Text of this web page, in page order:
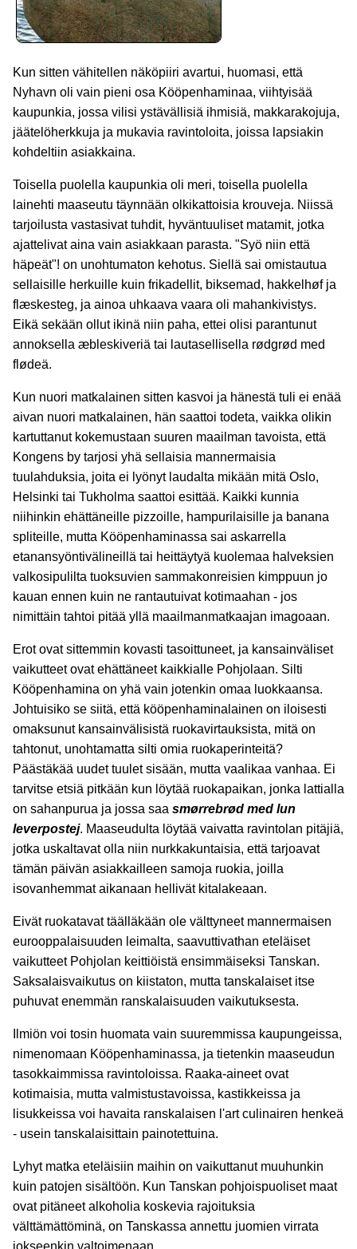
Kun sitten vähitellen näköpiiri avartui, huomasi, että
Nyhavn oli vain pieni osa Kööpenhaminaa, viihtyisää
kaupunkia, jossa vilisi ystävällisiä ihmisiä, makkarakojuja,
jäätelöherkkuja ja mukavia ravintoloita, joissa lapsiakin
kohdeltiin asiakkaina.
Toisella puolella kaupunkia oli meri, toisella puolella
lainehti maaseutu täynnään olkikattoisia krouveja. Niissä
tarjoilusta vastasivat tuhdit, hyväntuuliset matamit, jotka
ajattelivat aina vain asiakkaan parasta. "Syö niin että
häpeät"! on unohtumaton kehotus. Siellä sai omistautua
sellaisille herkuille kuin frikadellit, biksemad, hakkelhøf ja
flæskesteg, ja ainoa uhkaava vaara oli mahankivistys.
Eikä sekään ollut ikinä niin paha, ettei olisi parantunut
annoksella æbleskiveriä tai lautasellisella rødgrød med
flødeä.
Kun nuori matkalainen sitten kasvoi ja hänestä tuli ei enää
aivan nuori matkalainen, hän saattoi todeta, vaikka olikin
kartuttanut kokemustaan suuren maailman tavoista, että
Kongens by tarjosi yhä sellaisia mannermaisia
tuulahduksia, joita ei lyönyt laudalta mikään mitä Oslo,
Helsinki tai Tukholma saattoi esittää. Kaikki kunnia
niihinkin ehättäneille pizzoille, hampurilaisille ja banana
spliteille, mutta Kööpenhaminassa sai askarrella
etanansyöntivälineillä tai heittäytyä kuolemaa halveksien
valkosipulilta tuoksuvien sammakonreisien kimppuun jo
kauan ennen kuin ne rantautuivat kotimaahan - jos
nimittäin tahtoi pitää yllä maailmanmatkaajan imagoaan.
Erot ovat sittemmin kovasti tasoittuneet, ja kansainväliset
vaikutteet ovat ehättäneet kaikkialle Pohjolaan. Silti
Kööpenhamina on yhä vain jotenkin omaa luokkaansa.
Johtuisiko se siitä, että kööpenhaminalainen on iloisesti
omaksunut kansainvälisistä ruokavirtauksista, mitä on
tahtonut, unohtamatta silti omia ruokaperinteitä?
Päästäkää uudet tuulet sisään, mutta vaalikaa vanhaa. Ei
tarvitse etsiä pitkään kun löytää ruokapaikan, jonka lattialla
on sahanpurua ja jossa saa smørrebrød med lun
leverpostej. Maaseudulta löytää vaivatta ravintolan pitäjiä,
jotka uskaltavat olla niin nurkkakuntaisia, että tarjoavat
tämän päivän asiakkailleen samoja ruokia, joilla
isovanhemmat aikanaan hellivät kitalakeaan.
Eivät ruokatavat täälläkään ole välttyneet mannermaisen
eurooppalaisuuden leimalta, saavuttivathan eteläiset
vaikutteet Pohjolan keittiöistä ensimmäiseksi Tanskan.
Saksalaisvaikutus on kiistaton, mutta tanskalaiset itse
puhuvat enemmän ranskalaisuuden vaikutuksesta.
Ilmiön voi tosin huomata vain suuremmissa kaupungeissa,
nimenomaan Kööpenhaminassa, ja tietenkin maaseudun
tasokkaimmissa ravintoloissa. Raaka-aineet ovat
kotimaisia, mutta valmistustavoissa, kastikkeissa ja
lisukkeissa voi havaita ranskalaisen l'art culinairen henkeä
- usein tanskalaisittain painotettuina.
Lyhyt matka eteläisiin maihin on vaikuttanut muuhunkin
kuin patojen sisältöön. Kun Tanskan pohjoispuoliset maat
ovat pitäneet alkoholia koskevia rajoituksia
välttämättöminä, on Tanskassa annettu juomien virrata